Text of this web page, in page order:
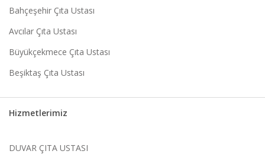
Bahçeşehir Çıta Ustası
Avcılar Çıta Ustası
Büyükçekmece Çıta Ustası
Beşiktaş Çıta Ustası
Hizmetlerimiz
DUVAR ÇITA USTASI